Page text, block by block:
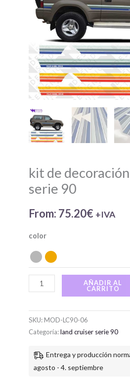
kit de
serie 90
From: 75.20€ +IVA
color
90
cantidad
AÑADIR AL
CARRITO
SKU:MOD-LC90-06
Categoría:land cruiser serie 90
Entrega y producción
agosto - 4. septiembre